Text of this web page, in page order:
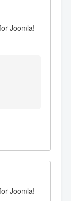
Joomla!
Joomla!